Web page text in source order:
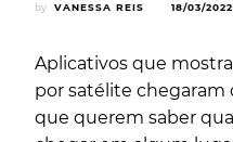
by VANESSA REIS 18/03/2022
Aplicativos que
por satélite chegaram
que querem saber